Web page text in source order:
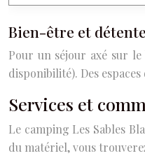
Bien-être et détente
Pour un séjour axé sur le
disponibilité). Des
Services et
Le camping Les Sables
du matériel, vous